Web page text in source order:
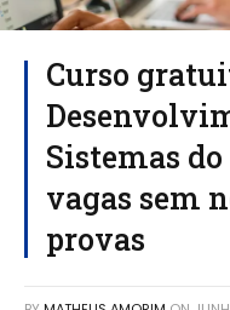
Curso
Sistemas do
vagas sem
provas